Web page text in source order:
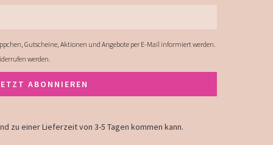
Gutscheine, Aktionen und Angebote per E-Mail informiert werden.
werden.
ABONNIEREN
zu einer Lieferzeit von 3-5 Tagen kommen kann.